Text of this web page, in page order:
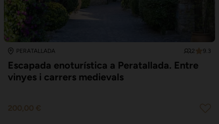
PERATALLADA 2 9.3
Escapada enoturística a Peratallada. Entre
vinyes i carrers medievals